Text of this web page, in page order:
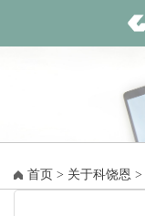
首页 > 关于科饶恩 >